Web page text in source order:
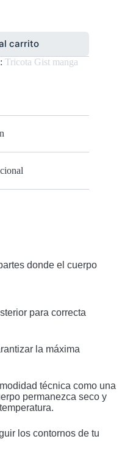
carrito
Tricota Gist manga
donde el cuerpo
para correcta
la máxima
técnica como una
permanezca seco y
los contornos de tu